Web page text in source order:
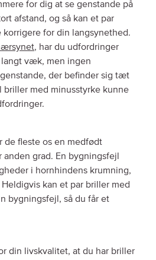
for dig at se genstande på
afstand, og så kan et par
korrigere for din langsynethed.
, har du udfordringer
langt væk, men ingen
der befinder sig tæt
briller med minusstyrke kunne
de fleste os en medfødt
anden grad. En bygningsfejl
i hornhindens krumning,
kan et par briller med
bygningsfejl, så du får et
din livskvalitet, at du har briller